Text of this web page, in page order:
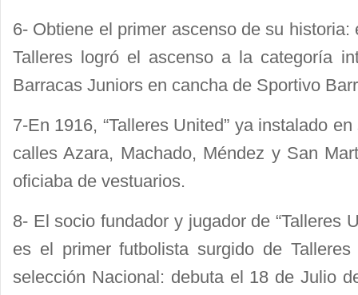
6- Obtiene el primer ascenso de su
Talleres logró el ascenso a la categoría
Barracas Juniors en cancha de Sportivo
7-En 1916, “Talleres United” ya instalado
calles Azara, Machado, Méndez y San
oficiaba de vestuarios.
8- El socio fundador y jugador de “Talleres
es el primer futbolista surgido de
selección Nacional: debuta el 18 de Julio